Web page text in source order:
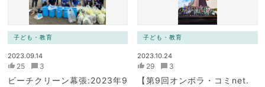
子ども・教育
2023.09.14
25 3
ビーチクリーン幕張:2023年9
子ども・教育
2023.10.24
29 3
【第9回オンボラ・コミnet.